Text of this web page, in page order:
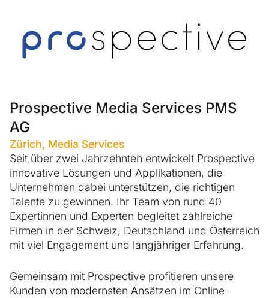
Prospective Media Services PMS
AG
Zürich, Media Services
Seit über zwei Jahrzehnten entwickelt Prospective
innovative Lösungen und Applikationen, die
Unternehmen dabei unterstützen, die richtigen
Talente zu gewinnen. Ihr Team von rund 40
Expertinnen und Experten begleitet zahlreiche
Firmen in der Schweiz, Deutschland und Österreich
mit viel Engagement und langjähriger Erfahrung.
Gemeinsam mit Prospective profitieren unsere
Kunden von modernsten Ansätzen im Online-